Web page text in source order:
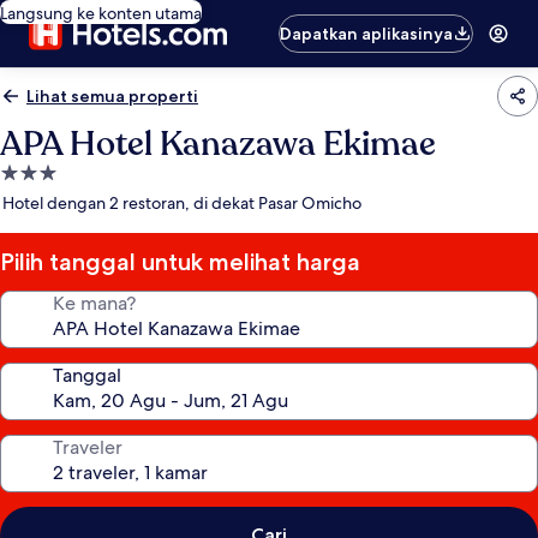
Langsung ke konten utama
Dapatkan aplikasinya
Lihat semua properti
APA Hotel Kanazawa Ekimae
Properti
bintang
Hotel dengan 2 restoran, di dekat Pasar Omicho
Pilih tanggal untuk melihat harga
Ke mana?
Tanggal
Traveler